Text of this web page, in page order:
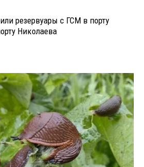
резервуары с ГСМ в порту
Николаева